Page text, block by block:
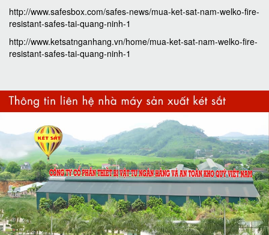
http://www.safesbox.com/safes-news/mua-ket-sat-nam-welko-fire-
resistant-safes-tai-quang-ninh-1
http://www.ketsatnganhang.vn/home/mua-ket-sat-nam-welko-fire-
resistant-safes-tai-quang-ninh-1